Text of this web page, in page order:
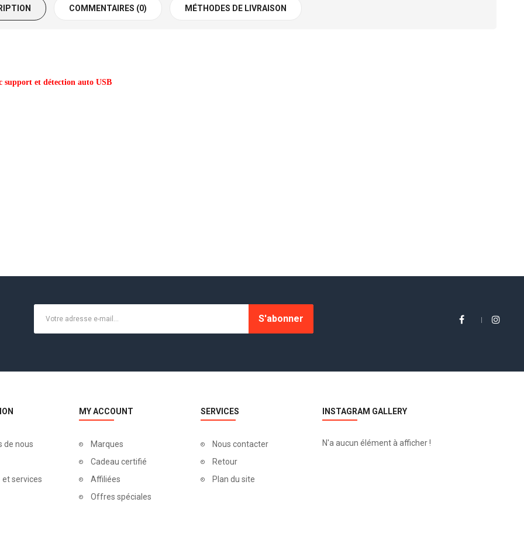
COMMENTAIRES (0) MÉTHODES DE LIVRAISON
support et détection auto USB
S'abonner
de nous
et services
MY ACCOUNT
Marques
Cadeau certifié
Affiliées
Offres spéciales
SERVICES
Nous contacter
Retour
Plan du site
INSTAGRAM GALLERY
N'a aucun élément à afficher !